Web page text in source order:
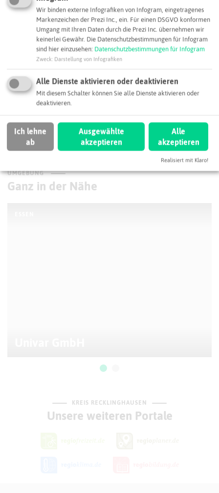
Kläranlage Essen-Kupferdreh
Kampmannbrücke 13
45257 Essen
Webseite
SCHLAGWORTE
So ordnen wir dieses Unternehmen ein
Klärwerk Regiochemie Essen
UMGEBUNG
Ganz in der Nähe
KREIS RECKLINGHAUSEN
Unsere weiteren Portale
Wir binden externe Infografiken von Infogram, eingetragenes
Markenzeichen der Prezi Inc., ein. Für einen DSGVO konformen
Umgang mit Ihren Daten durch die Prezi Inc. übernehmen wir
keinerlei Gewähr. Die Datenschutzbestimmungen für Infogram
sind hier einzusehen: Datenschutzbestimmungen für Infogram
Zweck Darstellung von Infografiken
Alle Dienste aktivieren oder deaktivieren
Mit diesem Schalter können Sie alle Dienste aktivieren oder
deaktivieren.
Ich lehne
ab
Ausgewählte
akzeptieren
Alle
akzeptieren
Realisiert mit Klaro!